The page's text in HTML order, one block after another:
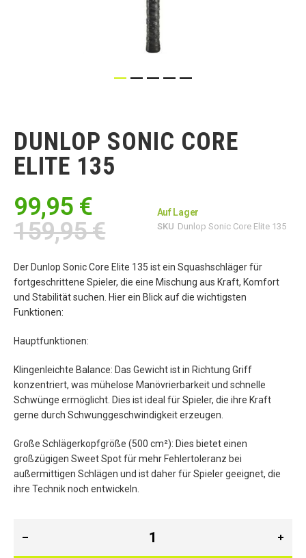
Bildgalerie
springen
DUNLOP SONIC CORE
ELITE 135
99,95 €
159,95 €
Auf Lager
SKU Dunlop Sonic Core Elite 135
Der Dunlop Sonic Core Elite 135 ist ein Squashschläger für
fortgeschrittene Spieler, die eine Mischung aus Kraft, Komfort
und Stabilität suchen. Hier ein Blick auf die wichtigsten
Funktionen:
Hauptfunktionen:
Klingenleichte Balance: Das Gewicht ist in Richtung Griff
konzentriert, was mühelose Manövrierbarkeit und schnelle
Schwünge ermöglicht. Dies ist ideal für Spieler, die ihre Kraft
gerne durch Schwunggeschwindigkeit erzeugen.
Große Schlägerkopfgröße (500 cm²): Dies bietet einen
großzügigen Sweet Spot für mehr Fehlertoleranz bei
außermittigen Schlägen und ist daher für Spieler geeignet, die
ihre Technik noch entwickeln.